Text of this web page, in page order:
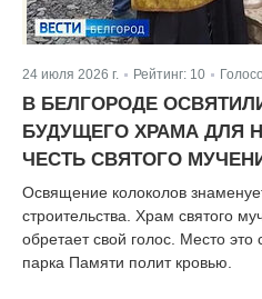
24 июля 2026 г. | Рейтинг: 10
В БЕЛГОРОДЕ
БУДУЩЕГО ХРАМА ДЛЯ
ЧЕСТЬ СВЯТОГО
Освящение колоколов
строительства. Храм святого
обретает свой голос. Место
парка Памяти полит кровью.